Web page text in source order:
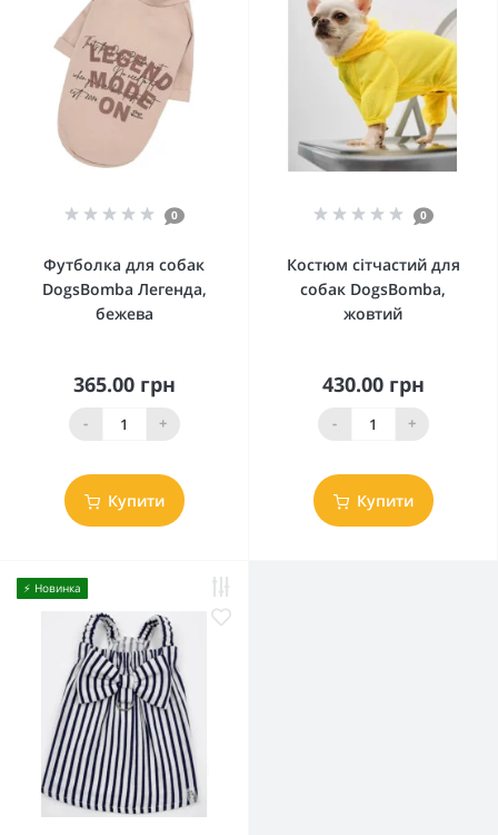
0
Футболка для собак
DogsBomba Легенда,
бежева
365.00 грн
- +
Купити
0
Костюм сітчастий для
собак DogsBomba,
жовтий
430.00 грн
- +
Купити
⚡️ Новинка